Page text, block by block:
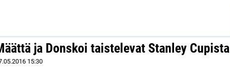
ja Donskoi taistelevat Stanley Cupista
15:30